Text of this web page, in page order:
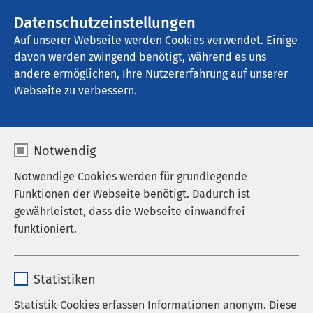
Datenschutzeinstellungen
Auf unserer Webseite werden Cookies verwendet. Einige
davon werden zwingend benötigt, während es uns
andere ermöglichen, Ihre Nutzererfahrung auf unserer
Webseite zu verbessern.
Notwendig
Notwendige Cookies werden für grundlegende
Funktionen der Webseite benötigt. Dadurch ist
gewährleistet, dass die Webseite einwandfrei
funktioniert.
Anbieter sgalinski
Statistiken
Statistik-Cookies erfassen Informationen anonym. Diese
AMEOS Klinikum Aschersleben
Entlassmanagement
Bitte beachten Sie: